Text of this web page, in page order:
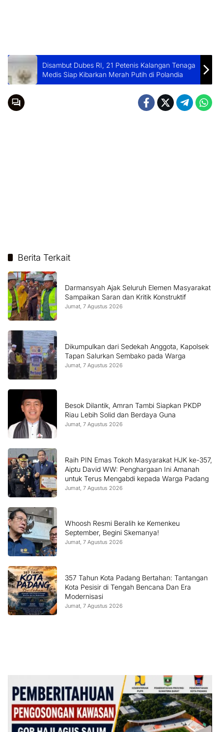
Disambut Dubes RI, 21 Petenis Kalangan Tenaga
Medis Siap Kibarkan Merah Putih di Polandia
Berita Terkait
Darmansyah Ajak Seluruh Elemen Masyarakat
Sampaikan Saran dan Kritik Konstruktif
Jumat, 7 Agustus 2026
Dikumpulkan dari Sedekah Anggota, Kapolsek
Tapan Salurkan Sembako pada Warga
Jumat, 7 Agustus 2026
Besok Dilantik, Amran Tambi Siapkan PKDP
Riau Lebih Solid dan Berdaya Guna
Jumat, 7 Agustus 2026
Raih PIN Emas Tokoh Masyarakat HJK ke-357,
Aiptu David WW: Penghargaan Ini Amanah
untuk Terus Mengabdi kepada Warga Padang
Jumat, 7 Agustus 2026
Whoosh Resmi Beralih ke Kemenkeu
September, Begini Skemanya!
Jumat, 7 Agustus 2026
357 Tahun Kota Padang Bertahan: Tantangan
Kota Pesisir di Tengah Bencana Dan Era
Modernisasi
Jumat, 7 Agustus 2026